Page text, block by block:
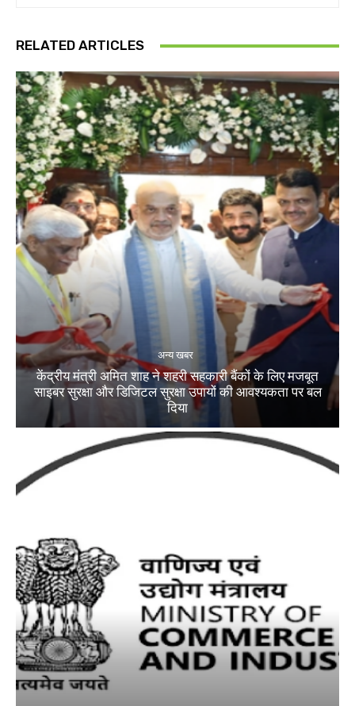
RELATED ARTICLES
अन्य खबर
केंद्रीय मंत्री अमित शाह ने शहरी सहकारी बैंकों के लिए मजबूत
साइबर सुरक्षा और डिजिटल सुरक्षा उपायों की आवश्यकता पर बल
दिया